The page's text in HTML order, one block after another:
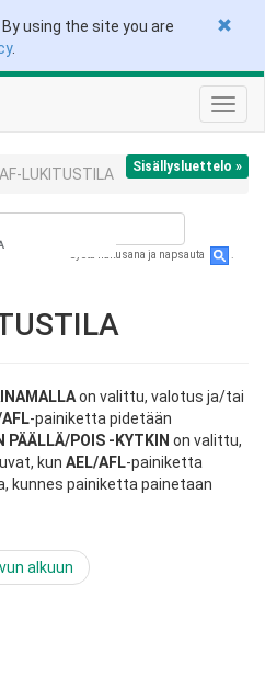
using the site you are
.
Sisällysluettelo »
LUKITUSTILA
Syötä hakusana ja napsauta
on valittu, valotus ja/tai
-painiketta pidetään
PÄÄLLÄ/POIS -KYTKIN on valittu,
kun AEL/AFL-painiketta
kunnes painiketta painetaan
alkuun